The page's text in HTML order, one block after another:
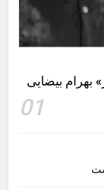
بیضایی
01